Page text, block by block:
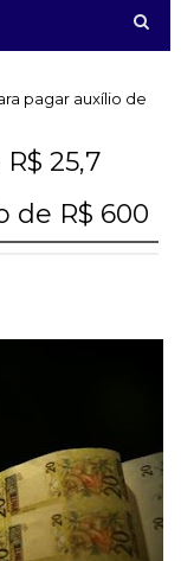
pagar auxílio de
25,7
de R$ 600